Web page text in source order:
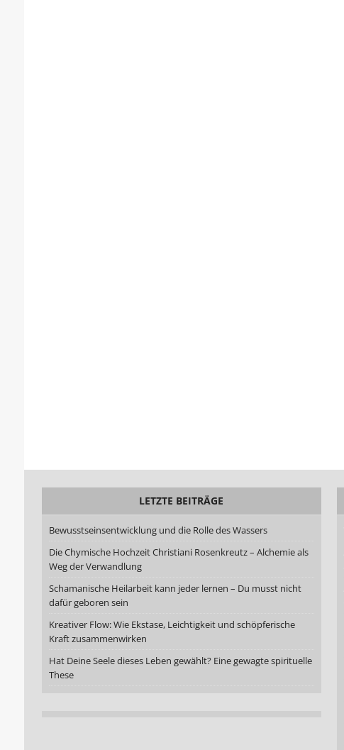
LETZTE BEITRÄGE
Bewusstseinsentwicklung und die Rolle des Wassers
Die Chymische Hochzeit Christiani Rosenkreutz – Alchemie als
Weg der Verwandlung
Schamanische Heilarbeit kann jeder lernen – Du musst nicht
dafür geboren sein
Kreativer Flow: Wie Ekstase, Leichtigkeit und schöpferische
Kraft zusammenwirken
Hat Deine Seele dieses Leben gewählt? Eine gewagte spirituelle
These